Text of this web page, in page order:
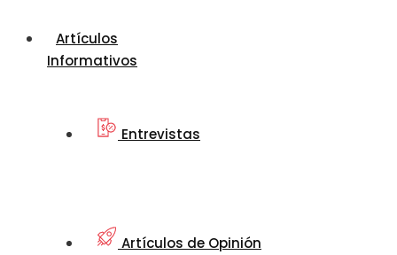
Artículos
Informativos
Entrevistas
Artículos de Opinión